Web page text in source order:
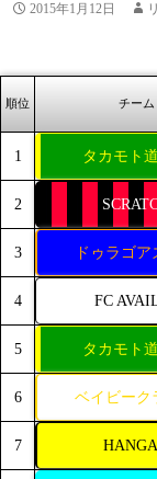
2015年1月12日
順位 チーム
1 タカモト
2
3 ドゥラゴア
4 FC
5 タカモト
6 ベイビーク
7